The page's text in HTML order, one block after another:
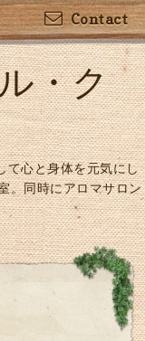
Contact
・ク
て心と身体を元気にし
。同時にアロマサロン